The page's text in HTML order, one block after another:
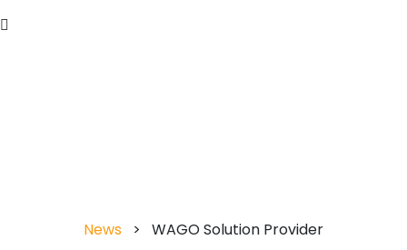
News > WAGO Solution Provider